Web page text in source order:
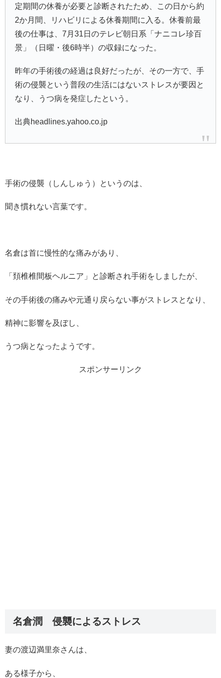
定期間の休養が必要と診断されたため、この日から約
2か月間、リハビリによる休養期間に入る。休養前最
後の仕事は、7月31日のテレビ朝日系「ナニコレ珍百
景」（日曜・後6時半）の収録になった。
昨年の手術後の経過は良好だったが、その一方で、手
術の侵襲という普段の生活にはないストレスが要因と
なり、うつ病を発症したという。
出典headlines.yahoo.co.jp
手術の侵襲（しんしゅう）というのは、
聞き慣れない言葉です。
名倉は首に慢性的な痛みがあり、
「頚椎椎間板ヘルニア」と診断され手術をしましたが、
その手術後の痛みや元通り戻らない事がストレスとなり、
精神に影響を及ぼし、
うつ病となったようです。
スポンサーリンク
名倉潤 侵襲によるストレス
妻の渡辺満里奈さんは、
ある様子から、